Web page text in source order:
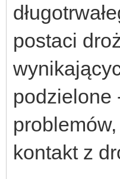
postaci
podzielone
kontakt z